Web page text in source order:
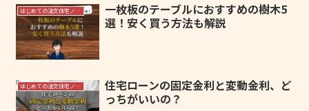
はじめての注文住宅ノウハウ
一枚板のテーブルにおすすめの樹木5
選！安く買う方法も解説
はじめての注文住宅ノウハウ
住宅ローンの固定金利と変動金利、ど
っちがいいの？